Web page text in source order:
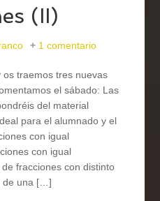
(II)
1 comentario
traemos tres nuevas
el sábado: Las
del material
para el alumnado y el
con igual
con igual
fracciones con distinto
de una […]